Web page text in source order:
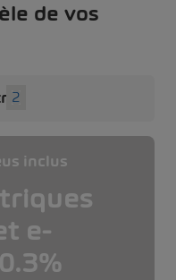
de vos
2
inclus
e-